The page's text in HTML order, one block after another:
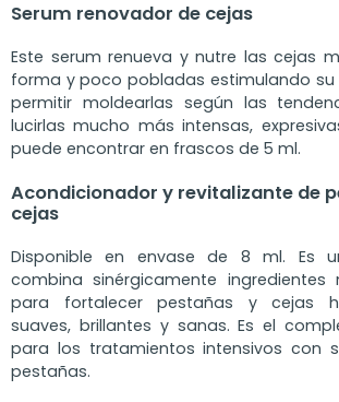
Serum renovador de cejas
Este serum renueva y nutre las cejas
forma y poco pobladas estimulando
permitir moldearlas según las
lucirlas mucho más intensas,
puede encontrar en frascos de 5 ml.
Acondicionador y revitalizante de
cejas
Disponible en envase de 8 ml. Es
combina sinérgicamente ingredientes
para fortalecer pestañas y cejas
suaves, brillantes y sanas. Es el
para los tratamientos intensivos con
pestañas.